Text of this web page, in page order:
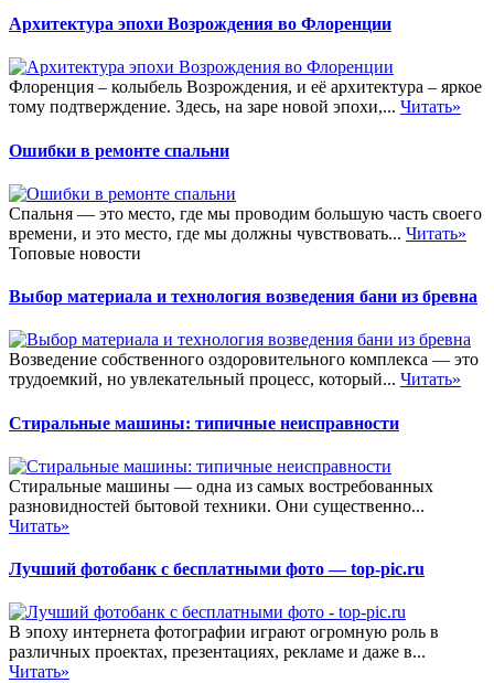
Архитектура эпохи Возрождения во Флоренции
Флоренция – колыбель Возрождения, и её архитектура – яркое
тому подтверждение. Здесь, на заре новой эпохи,... Читать»
Ошибки в ремонте спальни
Спальня — это место, где мы проводим большую часть своего
времени, и это место, где мы должны чувствовать... Читать»
Топовые новости
Выбор материала и технология возведения бани из бревна
Возведение собственного оздоровительного комплекса — это
трудоемкий, но увлекательный процесс, который... Читать»
Стиральные машины: типичные неисправности
Стиральные машины — одна из самых востребованных
разновидностей бытовой техники. Они существенно...
Читать»
Лучший фотобанк с бесплатными фото — top-pic.ru
В эпоху интернета фотографии играют огромную роль в
различных проектах, презентациях, рекламе и даже в...
Читать»